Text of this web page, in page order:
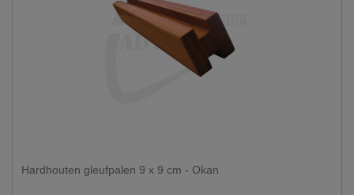
Hardhouten gleufpalen 9 x 9 cm - Okan